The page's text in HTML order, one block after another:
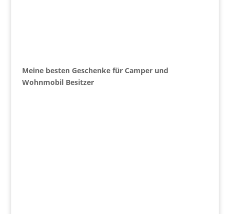
Meine besten Geschenke für Camper und
Wohnmobil Besitzer